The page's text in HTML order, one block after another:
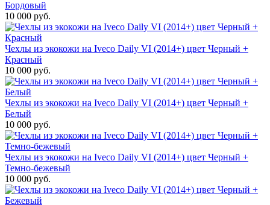
Бордовый
10 000 руб.
Чехлы из экокожи на Iveco Daily VI (2014+) цвет Черный +
Красный
10 000 руб.
Чехлы из экокожи на Iveco Daily VI (2014+) цвет Черный +
Белый
10 000 руб.
Чехлы из экокожи на Iveco Daily VI (2014+) цвет Черный +
Темно-бежевый
10 000 руб.